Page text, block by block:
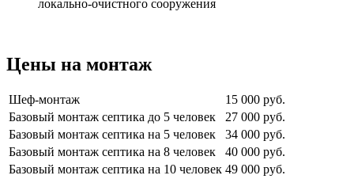
локально-очистного сооружения
Цены на монтаж
Шеф-монтаж
15 000 руб.
Базовый монтаж септика до 5 человек
27 000 руб.
Базовый монтаж септика на 5 человек
34 000 руб.
Базовый монтаж септика на 8 человек
40 000 руб.
Базовый монтаж септика на 10 человек 49 000 руб.